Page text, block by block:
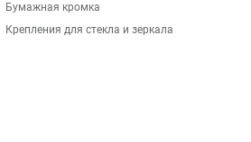
Бумажная кромка
Крепления для стекла и зеркала